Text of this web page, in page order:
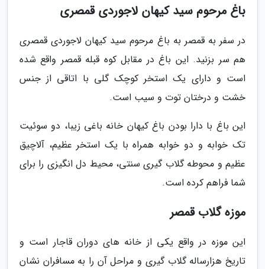
باغ مرحوم سید کیهان لاجوردی قمصری
در سفر به قمصر به باغ مرحوم سید کیهان لاجوردی قمصری
هم سر بزنید. این باغ در مقابل کوه قبله قمصر واقع شده
است و دارای یک استخر کوچک گلی با اتاقی از جنس
خشت و درختان توت و سیب است.
این باغ با دارا بودن باغ کیهان خانه باغی زیبا، دو سوئیت
تک خوابه و دو خوابه همراه با یک استخر عظیم، آلاچیق
عظیم و محوطه گلاب گیری سنتی، محیط دل انگیزی را برای
شما فراهم کرده است.
موزه گلاب قمصر
این موزه در واقع یکی از خانه های دوران قاجار است و
تاریخ هزارساله گلاب گیری و مراحل آن را به مسافران نشان